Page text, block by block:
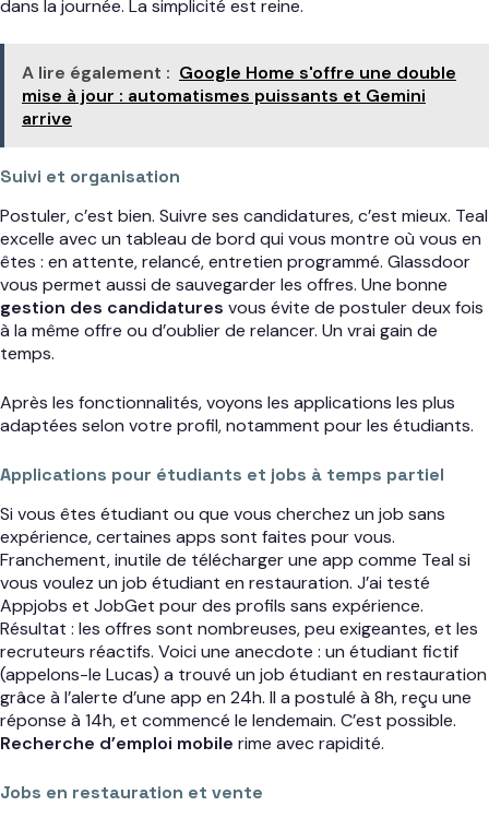
dans la journée. La simplicité est reine.
A lire également : Google Home s'offre une double
mise à jour : automatismes puissants et Gemini
arrive
Suivi et organisation
Postuler, c’est bien. Suivre ses candidatures, c’est mieux. Teal
excelle avec un tableau de bord qui vous montre où vous en
êtes : en attente, relancé, entretien programmé. Glassdoor
vous permet aussi de sauvegarder les offres. Une bonne
gestion des candidatures vous évite de postuler deux fois
à la même offre ou d’oublier de relancer. Un vrai gain de
temps.
Après les fonctionnalités, voyons les applications les plus
adaptées selon votre profil, notamment pour les étudiants.
Applications pour étudiants et jobs à temps partiel
Si vous êtes étudiant ou que vous cherchez un job sans
expérience, certaines apps sont faites pour vous.
Franchement, inutile de télécharger une app comme Teal si
vous voulez un job étudiant en restauration. J’ai testé
Appjobs et JobGet pour des profils sans expérience.
Résultat : les offres sont nombreuses, peu exigeantes, et les
recruteurs réactifs. Voici une anecdote : un étudiant fictif
(appelons-le Lucas) a trouvé un job étudiant en restauration
grâce à l’alerte d’une app en 24h. Il a postulé à 8h, reçu une
réponse à 14h, et commencé le lendemain. C’est possible.
Recherche d’emploi mobile rime avec rapidité.
Jobs en restauration et vente